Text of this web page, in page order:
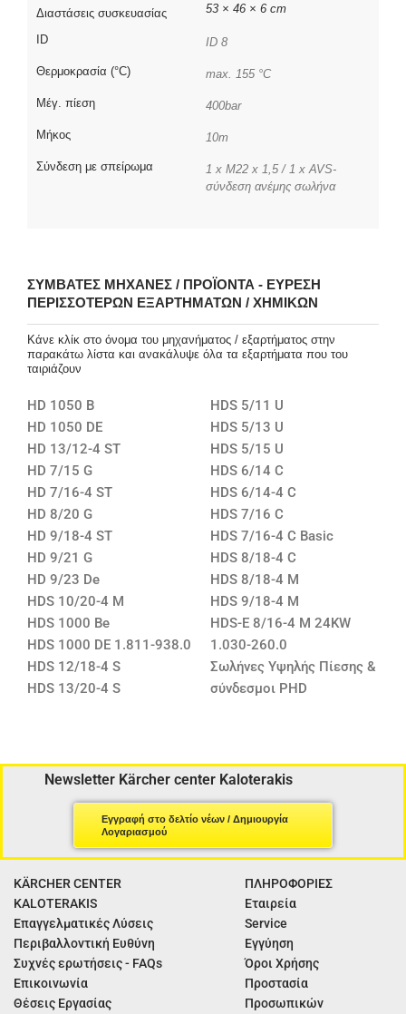
Διαστάσεις συσκευασίας 53 × 46 × 6 cm
ID ID 8
Θερμοκρασία (°C) max. 155 °C
Μέγ. πίεση 400bar
Μήκος 10m
Σύνδεση με σπείρωμα
1 x M22 x 1,5 / 1 x AVS-
σύνδεση ανέμης σωλήνα
ΣΥΜΒΑΤΈΣ ΜΗΧΑΝΈΣ / ΠΡΟΪΌΝΤΑ - ΕΎΡΕΣΗ
ΠΕΡΙΣΣΌΤΕΡΩΝ ΕΞΑΡΤΗΜΆΤΩΝ / ΧΗΜΙΚΏΝ
Κάνε κλίκ στο όνομα του μηχανήματος / εξαρτήματος στην
παρακάτω λίστα και ανακάλυψε όλα τα εξαρτήματα που του
ταιριάζουν
HD 1050 B
HD 1050 DE
HD 13/12-4 ST
HD 7/15 G
HD 7/16-4 ST
HD 8/20 G
HD 9/18-4 ST
HD 9/21 G
HD 9/23 De
HDS 10/20-4 M
HDS 1000 Be
HDS 1000 DE 1.811-938.0
HDS 12/18-4 S
HDS 13/20-4 S
HDS 5/11 U
HDS 5/13 U
HDS 5/15 U
HDS 6/14 C
HDS 6/14-4 C
HDS 7/16 C
HDS 7/16-4 C Basic
HDS 8/18-4 C
HDS 8/18-4 M
HDS 9/18-4 M
HDS-E 8/16-4 M 24KW
1.030-260.0
Σωλήνες Υψηλής Πίεσης &
σύνδεσμοι PHD
Newsletter Kärcher center Kaloterakis
Εγγραφή στο δελτίο νέων / Δημιουργία
Λογαριασμού
KÄRCHER CENTER
KALOTERAKIS
Επαγγελματικές Λύσεις
Περιβαλλοντική Ευθύνη
Συχνές ερωτήσεις - FAQs
Επικοινωνία
Θέσεις Εργασίας
ΠΛΗΡΟΦΟΡΙΕΣ
Εταιρεία
Service
Εγγύηση
Όροι Χρήσης
Προστασία
Προσωπικών